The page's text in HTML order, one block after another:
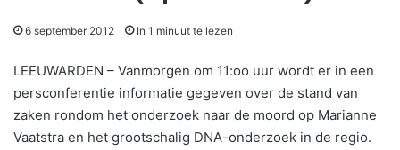
6 september 2012 In 1 minuut te lezen
LEEUWARDEN – Vanmorgen om 11:oo uur wordt er in een
persconferentie informatie gegeven over de stand van
zaken rondom het onderzoek naar de moord op Marianne
Vaatstra en het grootschalig DNA-onderzoek in de regio.